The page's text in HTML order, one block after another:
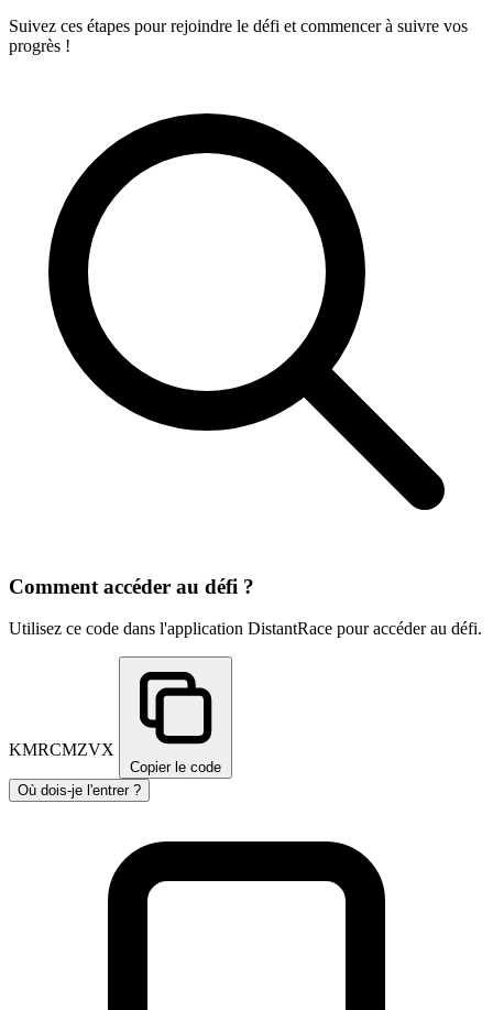
Suivez ces étapes pour rejoindre le défi et commencer à suivre vos
progrès !
Comment accéder au défi ?
Utilisez ce code dans l'application DistantRace pour accéder au défi.
KMRCMZVX
Copier le code
Où dois-je l'entrer ?